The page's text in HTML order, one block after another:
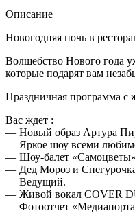
Описание
Новогодняя ночь в
Волшебство Нового года
которые подарят вам
Праздничная программа с
Вас ждет :
— Новый образ Артура
— Яркое шоу всеми
— Шоу-балет
— Дед Мороз и Снегурочка
— Ведущий.
— Живой вокал COVER
— Фотоотчет